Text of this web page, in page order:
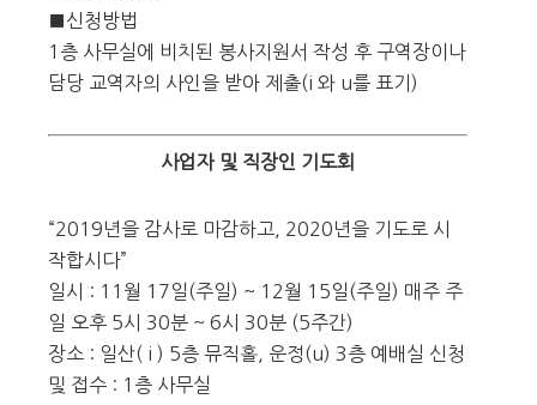
■신청방법
1층 사무실에 비치된 봉사지원서 작성 후 구역장이나
담당 교역자의 사인을 받아 제출(i 와 u를 표기)
사업자 및 직장인 기도회
“2019년을 감사로 마감하고, 2020년을 기도로 시
작합시다”
일시 : 11월 17일(주일) ~ 12월 15일(주일) 매주 주
일 오후 5시 30분 ~ 6시 30분 (5주간)
장소 : 일산( i ) 5층 뮤직홀, 운정(u) 3층 예배실 신청
및 접수 : 1층 사무실